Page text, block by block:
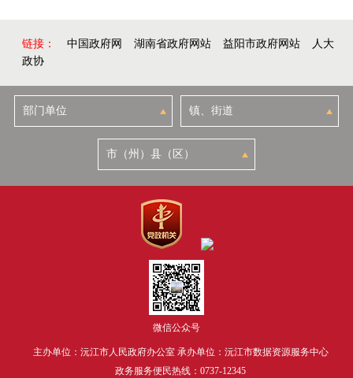
链接： 中国政府网 湖南省政府网站 益阳市政府网站
人大
政协
微信公众号
主办单位：沅江市人民政府办公室 承办单位：沅江市数据资源服务中心
政务服务便民热线：0737-12345